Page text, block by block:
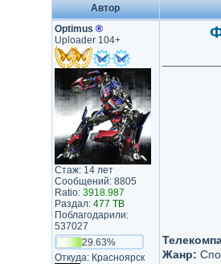
Автор
Optimus ®
Uploader 104+
Стаж: 14 лет
Сообщений: 8805
Ratio: 3918.987
Раздал: 477 TB
Поблагодарили:
537027
29.63%
Откуда: Красноярск
Жанр: